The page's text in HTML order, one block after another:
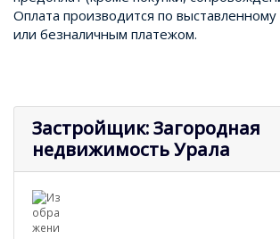
Оплата производится по
или безналичным платежом.
Застройщик: Загородная
недвижимость Урала